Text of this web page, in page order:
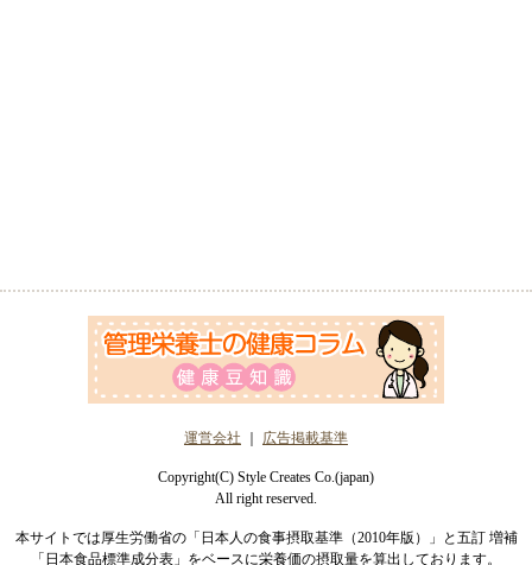
運営会社 広告掲載基準
Copyright(C) Style Creates Co.(japan)
All right reserved.
本サイトでは厚生労働省の「日本人の食事摂取基準（2010年版）」と五訂 増補
「日本食品標準成分表」をベースに栄養価の摂取量を算出しております。